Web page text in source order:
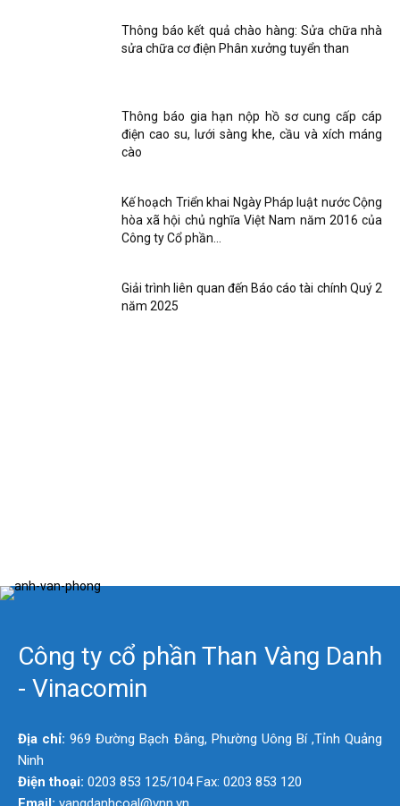
Thông báo kết quả chào hàng: Sửa chữa nhà
sửa chữa cơ điện Phân xưởng tuyển than
Thông báo gia hạn nộp hồ sơ cung cấp cáp
điện cao su, lưới sàng khe, cầu và xích máng
cào
Kế hoạch Triển khai Ngày Pháp luật nước Cộng
hòa xã hội chủ nghĩa Việt Nam năm 2016 của
Công ty Cổ phần...
Giải trình liên quan đến Báo cáo tài chính Quý 2
năm 2025
Công ty cổ phần Than Vàng Danh
- Vinacomin
Địa chỉ: 969 Đường Bạch Đằng, Phường Uông Bí ,Tỉnh Quảng
Ninh
Điện thoại: 0203 853 125/104 Fax: 0203 853 120